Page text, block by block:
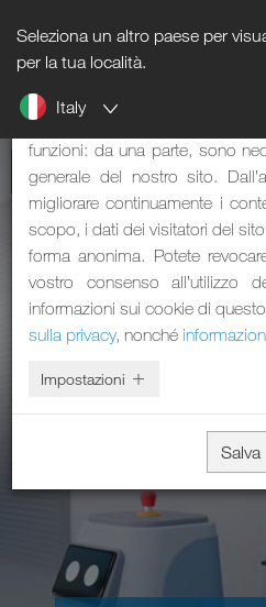
Seleziona un altro paese per
per la tua località.
Italy
Nota sui cookie
Il nostro sito web utilizza dei
funzioni: da una parte, sono
generale del nostro sito.
migliorare continuamente i
scopo, i dati dei visitatori del
forma anonima. Potete
vostro consenso all’utilizzo
informazioni sui cookie di
sulla privacy, nonché
Impostazioni
Salva